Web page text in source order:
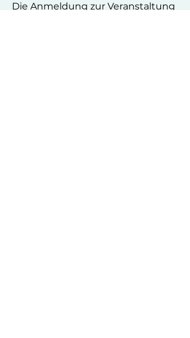
Die Anmeldung zur Veranstaltung